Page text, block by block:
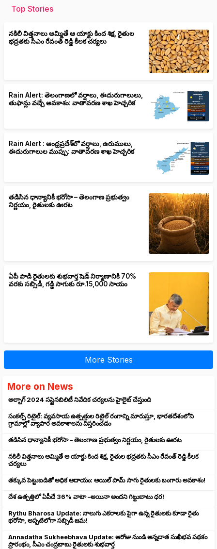
Top Stories
నకిలీ విత్తనాలు అమ్మితే ఆ యాక్టు కింద శిక్ష, రైతుల
భద్రతకు సీఎం రేవంత్ రెడ్డి కీలక చర్యలు
Rain Alert: తెలంగాణలో వర్షాలు, ఈదురుగాలులు,
తుఫాన్లు వచ్చే అవకాశం: వాతావరణ శాఖ హెచ్చరిక
Rain Alert : ఆంధ్రప్రదేశ్‌లో వర్షాలు, ఉరుములు,
ఈదురుగాలుల ముప్పు: వాతావరణ శాఖ హెచ్చరిక
తడిసిన ధాన్యానికీ భరోసా – తెలంగాణ ప్రభుత్వం
నిర్ణయం, రైతులకు ఊరట
ఏపీ పాడి రైతులకు శుభవార్త షెడ్ నిర్మాణానికి 70%
వరకు సబ్సిడీ, గడ్డి సాగుకు రూ.15,000 సాయం
More Stories
More on News
అల్బాగ్ 2024 సస్టైనబిలిటీ నివేదిక చర్యలను హైలైట్ చేస్తుంది
సంకల్ప్ రిటైల్: వ్యవసాయ ఉత్పత్తుల రిటైల్ రంగాన్ని మారుస్తూ, భారతదేశంలోని
గ్రామాల్లో వ్యాపార అవకాశాలను విస్తరించడం
తడిసిన ధాన్యానికీ భరోసా – తెలంగాణ ప్రభుత్వం నిర్ణయం, రైతులకు ఊరట
నకిలీ విత్తనాలు అమ్మితే ఆ యాక్టు కింద శిక్ష, రైతుల భద్రతకు సీఎం రేవంత్ రెడ్డి కీలక
చర్యలు
తక్కువ పెట్టుబడితో అధిక ఆదాయం: ఆయిల్ పామ్ సాగు రైతులకు బంగారు అవకాశం!
దేశ ఉత్పత్తిలో ఏపీదే 36% వాటా –అయినా అందని గిట్టుబాటు ధర!
Rythu Bharosa Update: నాలుగు ఎకరాలకు పైగా ఉన్న రైతులకు కూడా రైతు
భరోసా, అప్పటిలోగా సబ్సిడీ జమ!
Annadatha Sukheebhava Update: ఆరోజు నుండి అన్నదాత సుఖీభవ పథకం
ప్రారంభం, సీఎం చంద్రబాబు రైతులకు శుభవార్త